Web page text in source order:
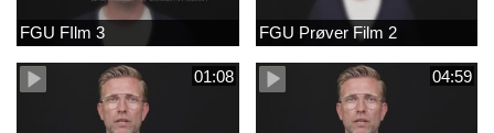
FGU FIlm 3 FGU Prøver Film 2
01:08 04:59